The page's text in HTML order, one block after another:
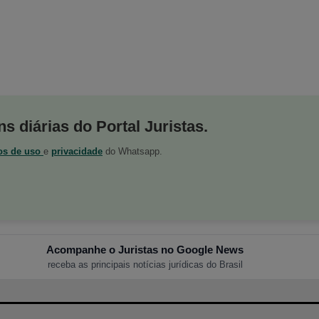
diárias do Portal Juristas.
de uso e privacidade do Whatsapp.
Acompanhe o Juristas no Google News
receba as principais notícias jurídicas do Brasil